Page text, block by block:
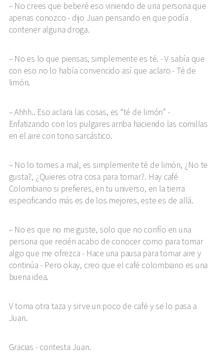
No crees que beberé eso viniendo de una persona que
apenas conozco - dijo Juan pensando en que podía
contener alguna droga.
No es lo que piensas, simplemente es té. - V sabía que
con eso no lo había convencido así que aclaro - Té de
limón.
Ahhh.. Eso aclara las cosas, es “té de limón” -
Enfatizando con los pulgares arriba haciendo las comillas
en el aire con tono sarcástico.
No lo tomes a mal, es simplemente té de limón, ¿No te
gusta?, ¿Quieres otra cosa para tomar?. Hay café
Colombiano si prefieres, en tu universo, en la tierra
especificando más es de los mejores, este es de allá.
No es que no me guste, solo que no confío en una
persona que recién acabo de conocer como para tomar
algo que me ofrezca - Hace una pausa para tomar aire y
continúa - Pero okay, creo que el café colombiano es una
buena idea.
V toma otra taza y sirve un poco de café y se lo pasa a
Juan.
Gracias - contesta Juan.